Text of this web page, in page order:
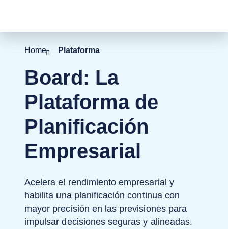
to content
Home
Plataforma
Board: La
Plataforma de
Planificación
Empresarial
Acelera el rendimiento empresarial y
habilita una planificación continua con
mayor precisión en las previsiones para
impulsar decisiones seguras y alineadas.